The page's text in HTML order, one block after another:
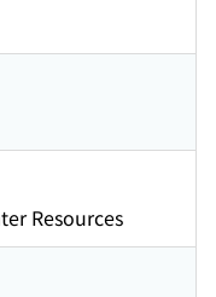
Resources